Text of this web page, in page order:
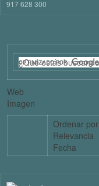
917 628 300
Web
Imagen
Ordenar por
Relevancia
Fecha